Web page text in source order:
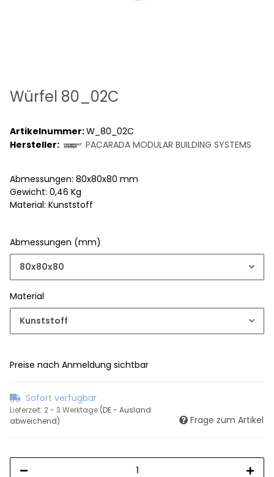
Würfel 80_02C
Artikelnummer:W_80_02C
Hersteller:
PACARADA MODULAR BUILDING SYSTEMS
Abmessungen: 80x80x80 mm
Gewicht: 0,46 Kg
Material: Kunststoff
Abmessungen (mm)
80x80x80
Material
Kunststoff
Preise nach Anmeldung sichtbar
Sofort verfügbar
Lieferzeit: 2 - 3 Werktage (DE - Ausland
abweichend)
Frage zum Artikel